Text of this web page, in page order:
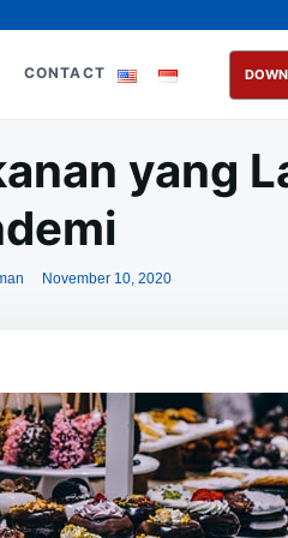
CONTACT
yang
November 10, 2020